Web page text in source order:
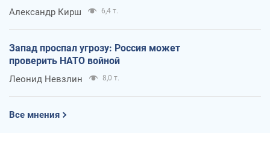
Александр Кирш 6,4 т.
Запад проспал угрозу: Россия может
проверить НАТО войной
Леонид Невзлин 8,0 т.
Все мнения